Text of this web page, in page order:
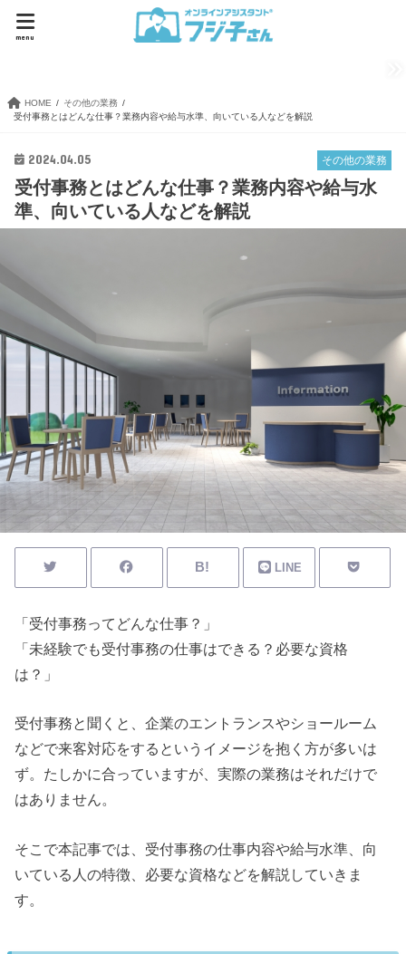
menu
HOME
その他の業務
受付事務とはどんな仕事？業務内容や給与水準、向いている人などを解説
その他の業務
2024.04.05
受付事務とはどんな仕事？業務内容や給与水
準、向いている人などを解説
LINE
「受付事務ってどんな仕事？」
「未経験でも受付事務の仕事はできる？必要な資格
は？」
受付事務と聞くと、企業のエントランスやショールーム
などで来客対応をするというイメージを抱く方が多いは
ず。たしかに合っていますが、実際の業務はそれだけで
はありません。
そこで本記事では、受付事務の仕事内容や給与水準、向
いている人の特徴、必要な資格などを解説していきま
す。